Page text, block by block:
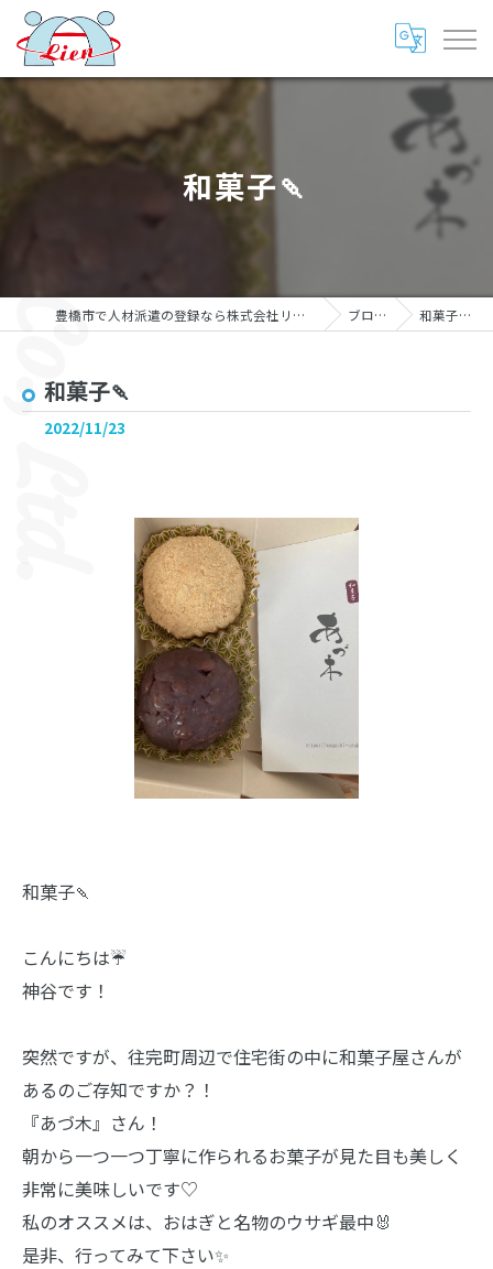
和菓子🍡
豊橋市で人材派遣の登録なら株式会社リアン ブログ 和菓子🍡
和菓子🍡
2022/11/23
和菓子🍡
こんにちは☔️
神谷です！
突然ですが、往完町周辺で住宅街の中に和菓子屋さんが
あるのご存知ですか？！
『あづ木』さん！
朝から一つ一つ丁寧に作られるお菓子が見た目も美しく
非常に美味しいです♡
私のオススメは、おはぎと名物のウサギ最中🐰
是非、行ってみて下さい✨